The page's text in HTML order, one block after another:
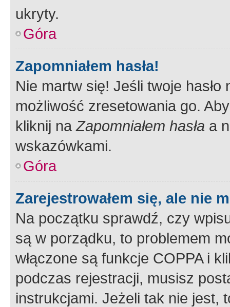
ukryty.
Góra
Zapomniałem hasła!
Nie martw się! Jeśli twoje
możliwość zresetowania go.
kliknij naZapomniałem hasła a
wskazówkami.
Góra
Zarejestrowałem się, ale nie
Na początku sprawdź, czy
są w porządku, to problemem
włączone są funkcje COPPA i
podczas rejestracji, musisz
instrukcjami. Jeżeli tak nie jest,